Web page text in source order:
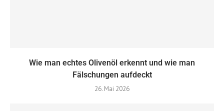
Wie man echtes Olivenöl erkennt und wie man
Fälschungen aufdeckt
26. Mai 2026